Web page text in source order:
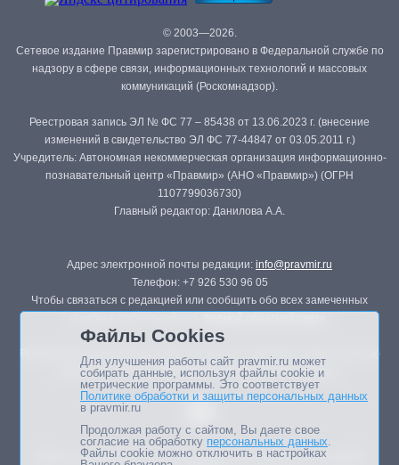
© 2003—2026.
Сетевое издание Правмир зарегистрировано в Федеральной службе по
надзору в сфере связи, информационных технологий и массовых
коммуникаций (Роскомнадзор).
Реестровая запись ЭЛ № ФС 77 – 85438 от 13.06.2023 г. (внесение
изменений в свидетельство ЭЛ ФС 77-44847 от 03.05.2011 г.)
Учредитель: Автономная некоммерческая организация информационно-
познавательный центр «Правмир» (АНО «Правмир») (ОГРН
1107799036730)
Главный редактор: Данилова А.А.
Адрес электронной почты редакции: info@pravmir.ru
Телефон: +7 926 530 96 05
Чтобы связаться с редакцией или сообщить обо всех замеченных
Републикация материалов сайта в печатных изданиях (книгах, прессе)
возможна только с письменного разрешения редакции.
Мнение авторов статей портала может не совпадать с позицией
Файлы Cookies
Для улучшения работы сайт pravmir.ru может
собирать данные, используя файлы cookie и
метрические программы. Это соответствует
Политике обработки и защиты персональных данных
в pravmir.ru
Продолжая работу с сайтом, Вы даете свое
согласие на обработку персональных данных.
Файлы cookie можно отключить в настройках